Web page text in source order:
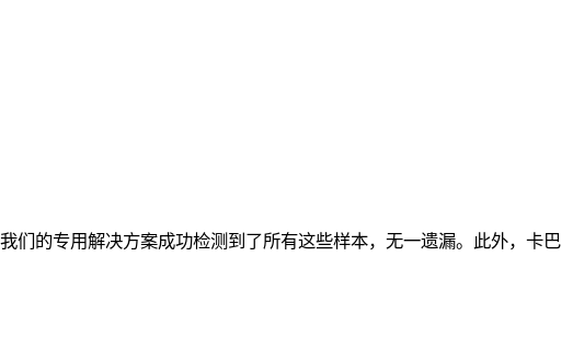
们的专用解决方案成功检测到了所有这些样本，无一遗漏。此外，卡巴